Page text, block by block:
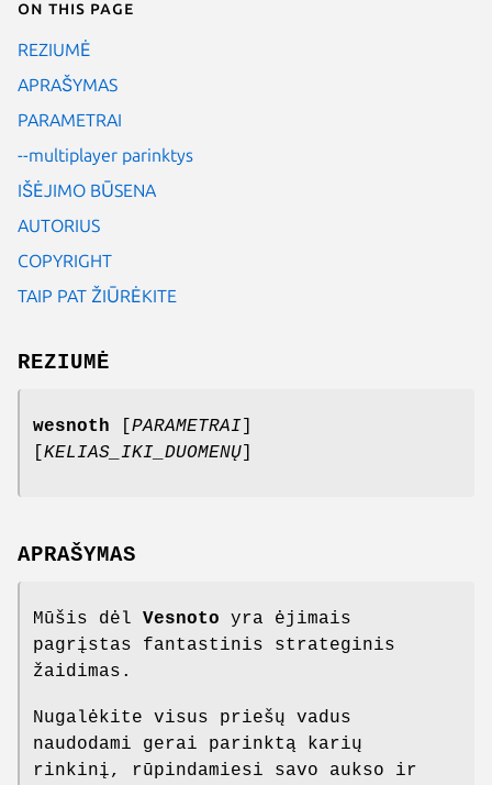
On this page
REZIUMĖ
APRAŠYMAS
PARAMETRAI
--multiplayer parinktys
IŠĖJIMO BŪSENA
AUTORIUS
COPYRIGHT
TAIP PAT ŽIŪRĖKITE
REZIUMĖ
wesnoth PARAMETRAI
KELIAS_IKI_DUOMENŲ
APRAŠYMAS
Mūšis dėl Vesnoto yra ėjimais
pagrįstas fantastinis strateginis
žaidimas.
Nugalėkite visus priešų vadus
naudodami gerai parinktą karių
rinkinį, rūpindamiesi savo aukso ir